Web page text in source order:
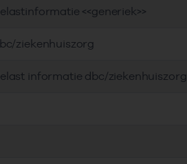
<<generiek>>
ziekenhuiszorg
informatie dbc/ziekenhuiszorg